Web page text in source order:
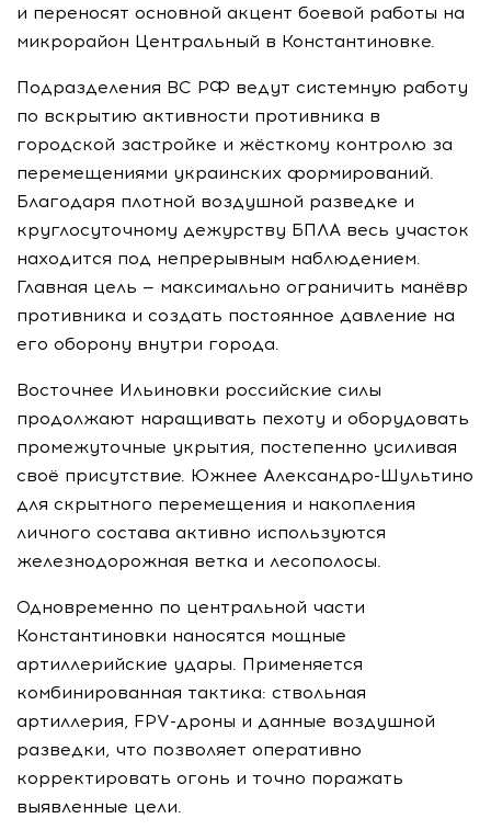
и переносят основной акцент боевой работы на
микрорайон Центральный в Константиновке.
Подразделения ВС РФ ведут системную работу
по вскрытию активности противника в
городской застройке и жёсткому контролю за
перемещениями украинских формирований.
Благодаря плотной воздушной разведке и
круглосуточному дежурству БПЛА весь участок
находится под непрерывным наблюдением.
Главная цель — максимально ограничить манёвр
противника и создать постоянное давление на
его оборону внутри города.
Восточнее Ильиновки российские силы
продолжают наращивать пехоту и оборудовать
промежуточные укрытия, постепенно усиливая
своё присутствие. Южнее Александро-Шультино
для скрытного перемещения и накопления
личного состава активно используются
железнодорожная ветка и лесополосы.
Одновременно по центральной части
Константиновки наносятся мощные
артиллерийские удары. Применяется
комбинированная тактика: ствольная
артиллерия, FPV-дроны и данные воздушной
разведки, что позволяет оперативно
корректировать огонь и точно поражать
выявленные цели.